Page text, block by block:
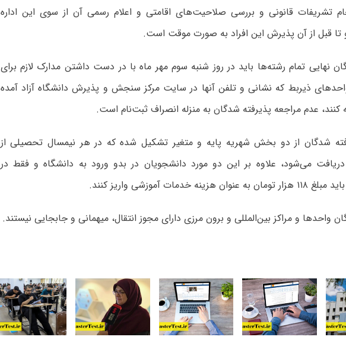
تشریفات قانونی و بررسی صلاحیت‌های اقامتی و اعلام رسمی آن از سوی این اداره
تا قبل از آن پذیرش این افراد به صورت موقت است.
نهایی تمام رشته‌ها باید در روز شنبه سوم مهر ماه با در دست داشتن مدارک لازم برای
ذیربط که نشانی و تلفن آنها در سایت مرکز سنجش و پذیرش دانشگاه آزاد آمده
عدم مراجعه پذیرفته شدگان به منزله انصراف ثبت‌نام است.
شدگان از دو بخش شهریه پایه و متغیر تشکیل شده که در هر نیمسال تحصیلی از
می‌شود، علاوه بر این دو مورد دانشجویان در بدو ورود به دانشگاه و فقط در
خدمات آموزشی واریز کنند.
واحدها و مراکز بین‌المللی و برون مرزی دارای مجوز انتقال، میهمانی و جابجایی نیستند.